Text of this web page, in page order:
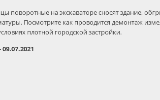
поворотные на экскаваторе сносят здание,
Посмотрите как проводится демонтаж
плотной городской застройки.